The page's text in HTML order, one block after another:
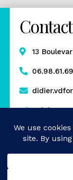
13
Rejoignez-